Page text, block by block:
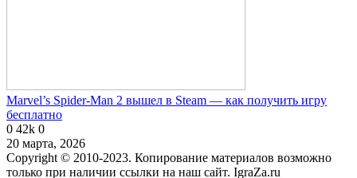
Marvel’s Spider-Man 2 вышел в Steam — как получить игру
бесплатно
0 42k 0
20 марта, 2026
Copyright © 2010-2023. Копирование материалов возможно
только при наличии ссылки на наш сайт. IgraZa.ru